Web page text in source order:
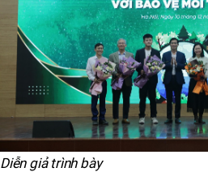
Diễn giả trình bày